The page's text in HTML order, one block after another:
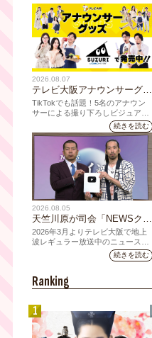
2026.08.07
テレビ大阪アナウンサーグッ
ズの新商品 8月8日(土)に発
売！ テーマは「個性全開」5
人それぞれの"らしさ"を詰め
込んだアイテムが登場
TikTokでも話題！5名のアナウン
サーによる撮り下ろしビジュアル
を使用した新グッズを発売続きを読む
2026.08.05
天竺川原が司会「NEWSクラ
イシス」チャンネル登録者数
10万人突破！テレビ大阪の番
組史上最速記録を更新
2026年3月よりテレビ大阪で地上
波レギュラー放送中のニュース番
組「NEWSクライシス」が、この
たび2026年7月12日(日)に、
人を達成しました。
続きを読む
Ranking
1